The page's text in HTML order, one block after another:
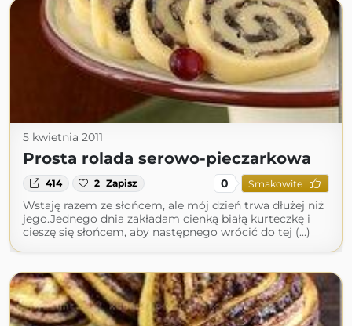
5 kwietnia 2011
Prosta rolada serowo-pieczarkowa
414 2 Zapisz 0 Smakowite
Wstaję razem ze słońcem, ale mój dzień trwa dłużej niż
jego.Jednego dnia zakładam cienką białą kurteczkę i
cieszę się słońcem, aby następnego wrócić do tej (...)